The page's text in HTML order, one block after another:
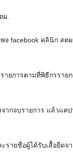
ผ.
จ facebook คลินิก สต
ยการตามที่พิธีกรราย
ากจบรายการ แล้วแค
ายชื่อผู้ได้รับเสื้อยืดจ